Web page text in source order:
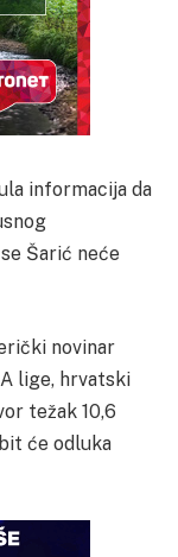
informacija da
Šarić neće
novinar
lige, hrvatski
težak 10,6
će odluka